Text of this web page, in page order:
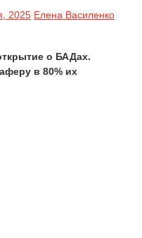
2025 Елена Василенко
о БАДах.
в 80% их